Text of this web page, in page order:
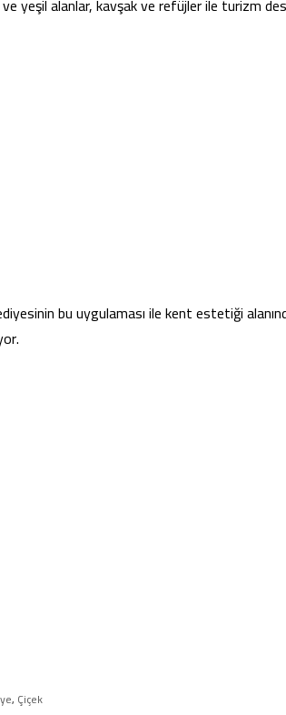
yeşil alanlar, kavşak ve refüjler ile turizm
bu uygulaması ile kent estetiği
, Çiçek